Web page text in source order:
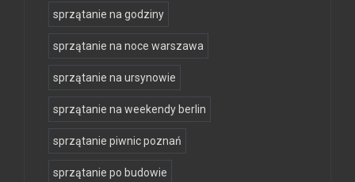
sprzątanie na godziny
sprzątanie na noce warszawa
sprzątanie na ursynowie
sprzątanie na weekendy berlin
sprzątanie piwnic poznań
sprzątanie po budowie